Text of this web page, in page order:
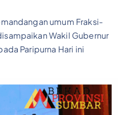
umum Fraksi-
Wakil Gubernur
Paripurna Hari ini